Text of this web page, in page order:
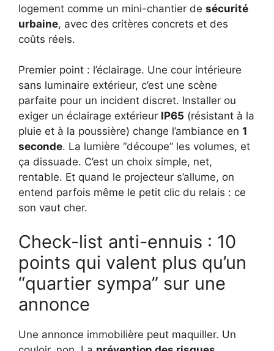
logement comme un mini-chantier de sécurité
urbaine, avec des critères concrets et des
coûts réels.
Premier point : l’éclairage. Une cour intérieure
sans luminaire extérieur, c’est une scène
parfaite pour un incident discret. Installer ou
exiger un éclairage extérieur IP65 (résistant à la
pluie et à la poussière) change l’ambiance en 1
seconde. La lumière “découpe” les volumes, et
ça dissuade. C’est un choix simple, net,
rentable. Et quand le projecteur s’allume, on
entend parfois même le petit clic du relais : ce
son vaut cher.
Check-list anti-ennuis : 10
points qui valent plus qu’un
“quartier sympa” sur une
annonce
Une annonce immobilière peut maquiller. Un